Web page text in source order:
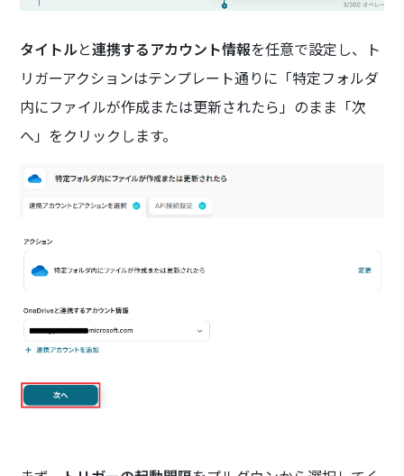
タイトルと連携するアカウント情報を任意で設定し、ト
リガーアクションはテンプレート通りに「特定フォルダ
内にファイルが作成または更新されたら」のまま「次
へ」をクリックします。